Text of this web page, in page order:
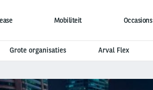
Mobiliteit Occasions
Grote organisaties Arval Flex